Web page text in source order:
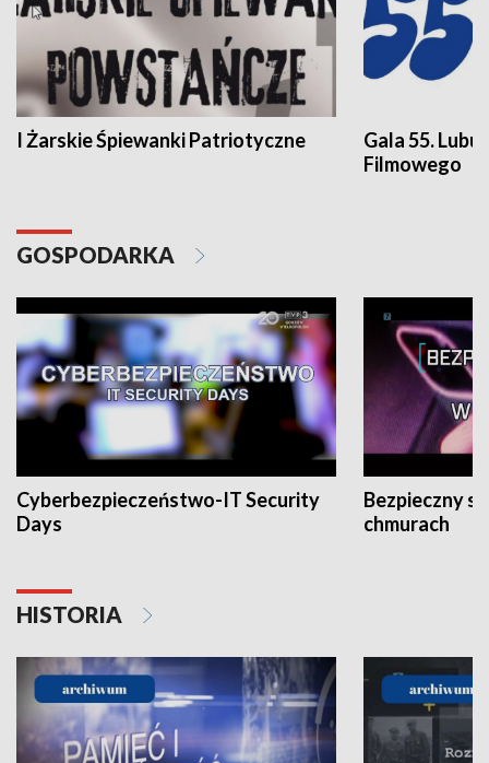
I Żarskie Śpiewanki Patriotyczne
Gala 55.
Filmowego
GOSPODARKA
Cyberbezpieczeństwo-IT Security
Days
Bezpieczny
chmurach
HISTORIA